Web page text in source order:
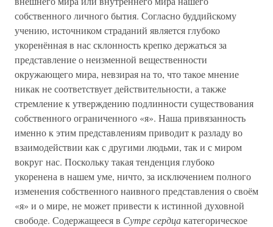
собственного личного бытия. Согласно буддийскому
учению, источником страданий является глубоко
укоренённая в нас склонность крепко держаться за
представление о неизменной вещественности
окружающего мира, невзирая на то, что такое мнение
никак не соответствует действительности, а также
стремление к утверждению подлинности существования
собственного ограниченного «я». Наша привязанность
именно к этим представлениям приводит к разладу во
взаимодействии как с другими людьми, так и с миром
вокруг нас. Поскольку такая тенденция глубоко
укоренена в нашем уме, ничто, за исключением полного
изменения собственного наивного представления о своём
«я» и о мире, не может привести к истинной духовной
свободе. Содержащееся в Сутре сердцакатегорическое